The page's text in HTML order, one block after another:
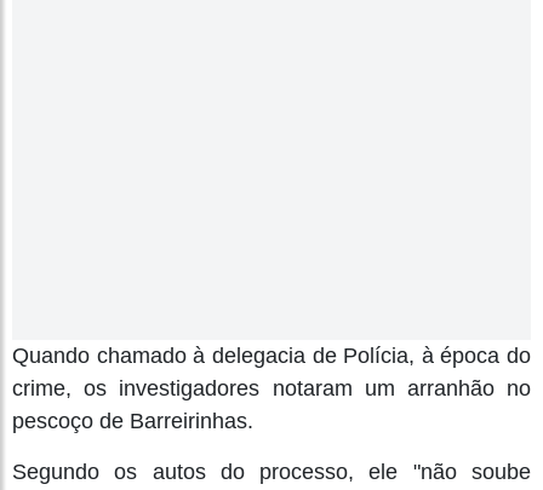
Quando chamado à delegacia de Polícia, à época do
crime, os investigadores notaram um arranhão no
pescoço de Barreirinhas.
Segundo os autos do processo, ele "não soube